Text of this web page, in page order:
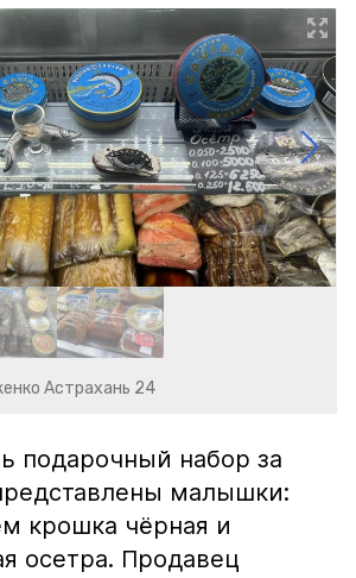
Астрахань 24
подарочный набор за
малышки:
крошка чёрная и
осетра. Продавец